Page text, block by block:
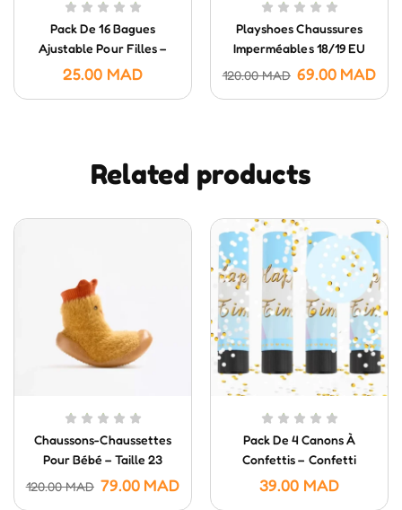
Pack De 16 Bagues
Ajustable Pour Filles –
Cadeau D’anniversaire
25.00 MAD
Playshoes Chaussures
Imperméables 18/19 EU
120.00MAD 69.00 MAD
Related products
Chaussons-Chaussettes
Pour Bébé – Taille 23
120.00MAD 79.00 MAD
Pack De 4 Canons À
Confettis – Confetti
Poppers (20 Cm)
39.00 MAD